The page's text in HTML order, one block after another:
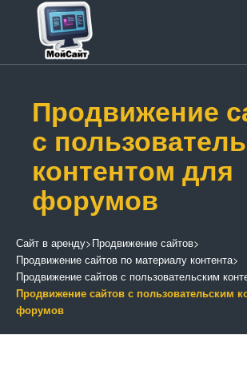
Продвижение
с
контентом для
форумов
Сайт в аренду>Продвижение сайтов>
Продвижение сайтов по материалу контента>
Продвижение сайтов с пользовательским
Продвижение сайтов с пользовательским
форумов